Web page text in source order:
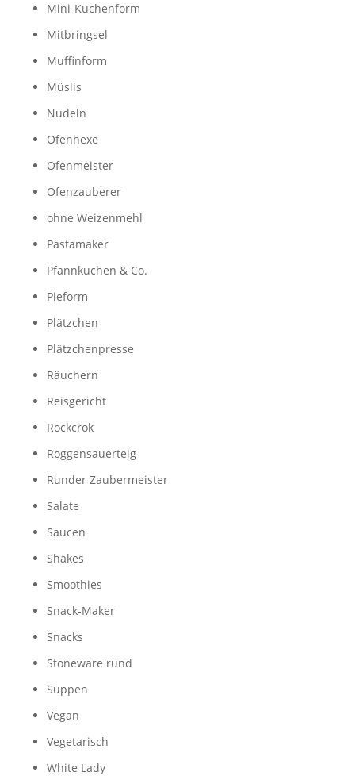
Mini-Kuchenform
Mitbringsel
Muffinform
Müslis
Nudeln
Ofenhexe
Ofenmeister
Ofenzauberer
ohne Weizenmehl
Pastamaker
Pfannkuchen & Co.
Pieform
Plätzchen
Plätzchenpresse
Räuchern
Reisgericht
Rockcrok
Roggensauerteig
Runder Zaubermeister
Salate
Saucen
Shakes
Smoothies
Snack-Maker
Snacks
Stoneware rund
Suppen
Vegan
Vegetarisch
White Lady